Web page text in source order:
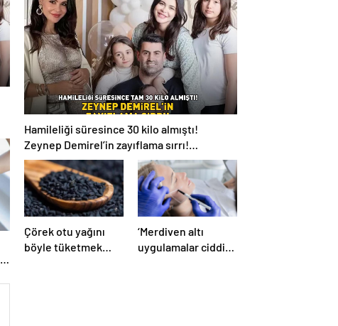
daha fazla’
Hamileliği süresince 30 kilo almıştı!
Zeynep Demirel’in zayıflama sırrı!
MUCİZEVİ ETKİ!
Çörek otu yağını
böyle tüketmek
‘Merdiven altı
uygulamalar ciddi